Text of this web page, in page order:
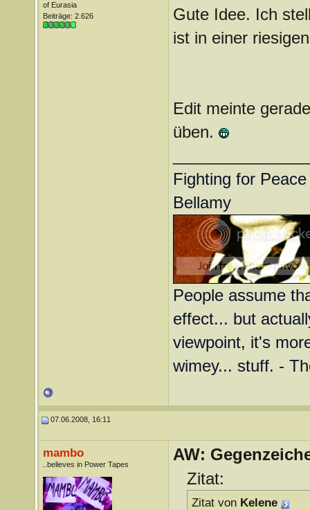
of Eurasia
Beiträge: 2.626
Gute Idee. Ich
ist in einer
Edit meinte
üben.
Fighting for
Bellamy
People assume
effect... but
viewpoint, it's
wimey... stuff. -
07.06.2008, 16:11
mambo
..believes in Power Tapes
AW:
Zitat:
Zitat von Kelene